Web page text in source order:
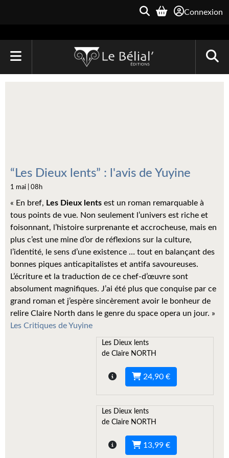
Connexion
Archive du Futur
Parallaxe
Quarante-Deux
Kvasar
Pulps
Wotan
Étoiles vives
Yellow Submarine
“Les Dieux lents” : l'avis de Yuyine
1 mai | 08h
« En bref, Les Dieux lents est un roman remarquable à
tous points de vue. Non seulement l’univers est riche et
foisonnant, l’histoire surprenante et accrocheuse, mais en
plus c’est une mine d’or de réflexions sur la culture,
l’identité, le sens d’une existence … tout en balançant des
bonnes piques anticapitalistes et antifa savoureuses.
L’écriture et la traduction de ce chef-d’œuvre sont
absolument magnifiques. J’ai été plus que conquise par ce
grand roman et j’espère sincèrement avoir le bonheur de
relire Claire North dans le genre du space opera un jour. »
Les Critiques de Yuyine
Les Dieux lents
de Claire NORTH
24,90 €
Les Dieux lents
de Claire NORTH
13,99 €